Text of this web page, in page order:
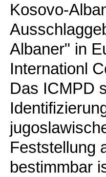
Kosovo-
Albaner" in
Internationl
Das ICMPD
Feststellung
bestimmbar